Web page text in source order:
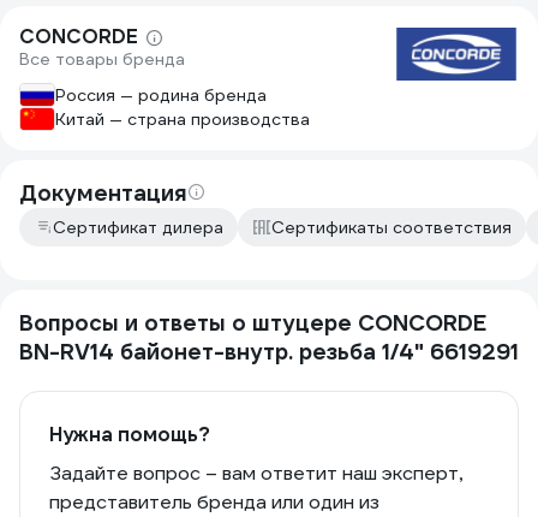
CONCORDE
Все товары бренда
Россия — родина бренда
Китай — страна производства
Документация
Сертификат дилера Сертификаты соответствия
Вопросы и ответы о штуцере CONCORDE
BN-RV14 байонет-внутр. резьба 1/4" 6619291
Нужна помощь?
Задайте вопрос – вам ответит наш эксперт,
представитель бренда или один из